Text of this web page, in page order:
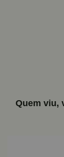
Quem viu,